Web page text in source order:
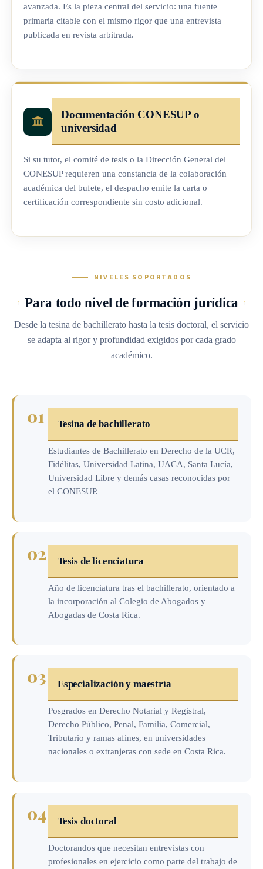
avanzada. Es la pieza central del servicio: una fuente
primaria citable con el mismo rigor que una entrevista
publicada en revista arbitrada.
Documentación CONESUP o
universidad
Si su tutor, el comité de tesis o la Dirección General del
CONESUP requieren una constancia de la colaboración
académica del bufete, el despacho emite la carta o
certificación correspondiente sin costo adicional.
NIVELES SOPORTADOS
Para todo nivel de formación jurídica
Desde la tesina de bachillerato hasta la tesis doctoral, el servicio
se adapta al rigor y profundidad exigidos por cada grado
académico.
01 Tesina de bachillerato
Estudiantes de Bachillerato en Derecho de la UCR,
Fidélitas, Universidad Latina, UACA, Santa Lucía,
Universidad Libre y demás casas reconocidas por
el CONESUP.
02 Tesis de licenciatura
Año de licenciatura tras el bachillerato, orientado a
la incorporación al Colegio de Abogados y
Abogadas de Costa Rica.
03 Especialización y maestría
Posgrados en Derecho Notarial y Registral,
Derecho Público, Penal, Familia, Comercial,
Tributario y ramas afines, en universidades
nacionales o extranjeras con sede en Costa Rica.
04 Tesis doctoral
Doctorandos que necesitan entrevistas con
profesionales en ejercicio como parte del trabajo de